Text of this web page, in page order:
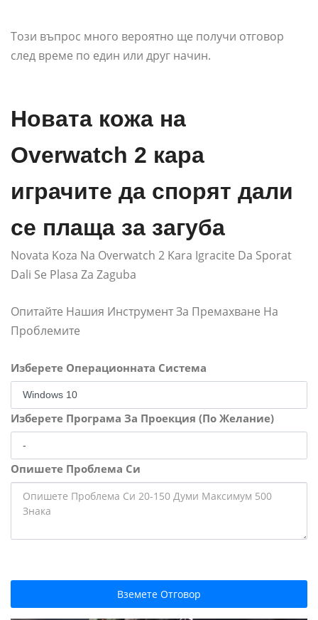
Този въпрос много вероятно ще получи отговор
след време по един или друг начин.
Новата кожа на
Overwatch 2 кара
играчите да спорят дали
се плаща за загуба
Novata Koza Na Overwatch 2 Kara Igracite Da Sporat
Dali Se Plasa Za Zaguba
Опитайте Нашия Инструмент За Премахване На
Проблемите
Изберете Операционната Система
Изберете Програма За Проекция (По Желание)
Опишете Проблема Си
Вземете Отговор